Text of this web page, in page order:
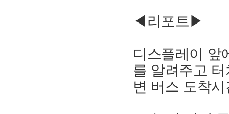
◀리포트▶
디스플레이 앞
를 알려주고
변 버스 도착